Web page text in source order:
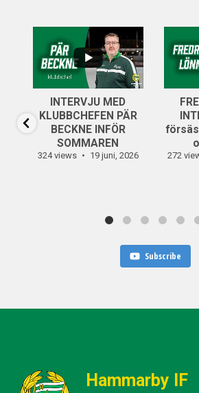
...
14
0
INTERVJU MED
KLUBBCHEFEN PÄR
BECKNE INFÖR
SOMMAREN
324 views 19 juni, 2026
6
272
Subscribe
Hammarby IF